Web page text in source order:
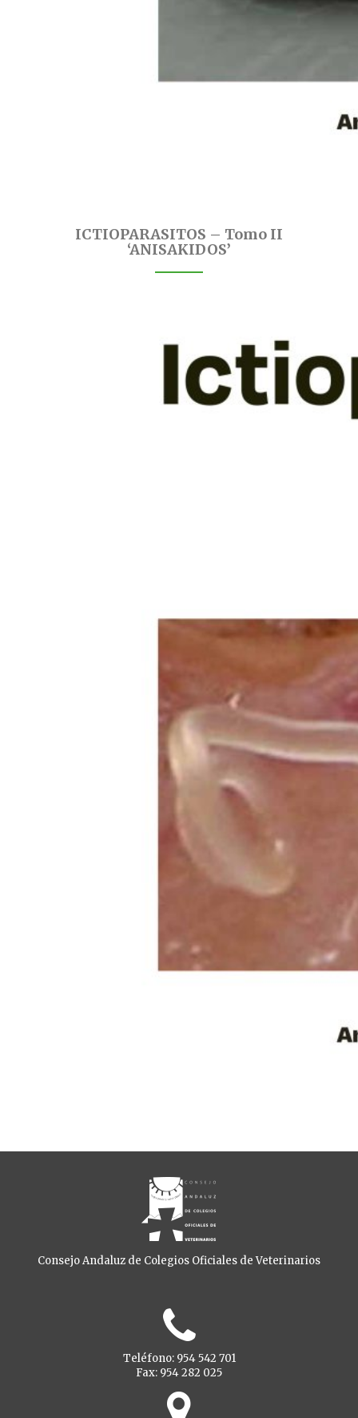
ICTIOPARASITOS – Tomo II
‘ANISAKIDOS’
Consejo Andaluz de Colegios Oficiales de Veterinarios
Teléfono: 954 542 701
Fax: 954 282 025